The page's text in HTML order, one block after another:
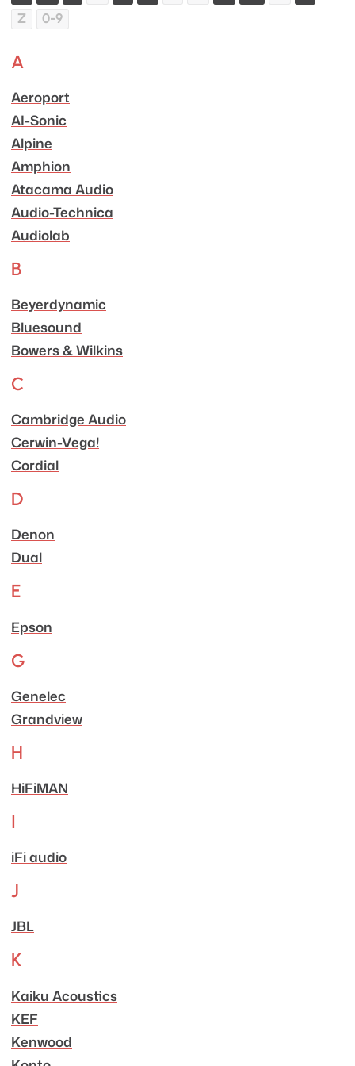
Z
0-9
A
Aeroport
AI-Sonic
Alpine
Amphion
Atacama Audio
Audio-Technica
Audiolab
B
Beyerdynamic
Bluesound
Bowers & Wilkins
C
Cambridge Audio
Cerwin-Vega!
Cordial
D
Denon
Dual
E
Epson
G
Genelec
Grandview
H
HiFiMAN
I
iFi audio
J
JBL
K
Kaiku Acoustics
KEF
Kenwood